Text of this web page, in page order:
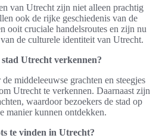
van Utrecht zijn niet alleen prachtig
ook de rijke geschiedenis van de
ooit cruciale handelsroutes en zijn nu
de culturele identiteit van Utrecht.
Utrecht verkennen?
middeleeuwse grachten en steegjes
Utrecht te verkennen. Daarnaast zijn
waardoor bezoekers de stad op
manier kunnen ontdekken.
te vinden in Utrecht?